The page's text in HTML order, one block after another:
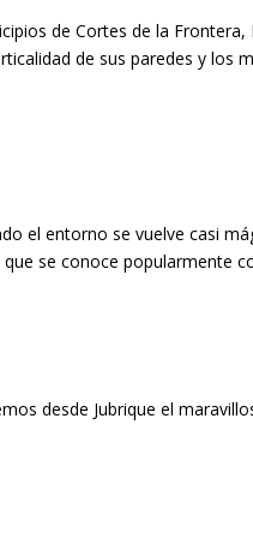
de Cortes de la
de sus paredes y los
el entorno se vuelve casi
se conoce popularmente
desde Jubrique el